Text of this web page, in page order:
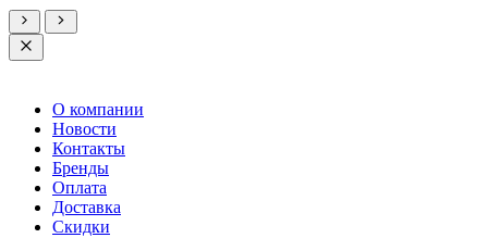
О компании
Новости
Контакты
Бренды
Оплата
Доставка
Скидки